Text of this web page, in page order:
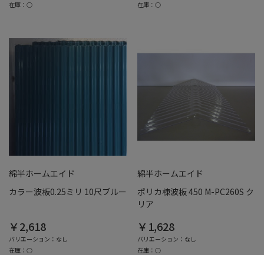
在庫：○
在庫：○
綿半ホームエイド
カラー波板0.25ミリ 10尺ブルー
￥2,618
バリエーション：なし
在庫：○
綿半ホームエイド
ポリカ棟波板 450 M-PC260S ク
リア
￥1,628
バリエーション：なし
在庫：○